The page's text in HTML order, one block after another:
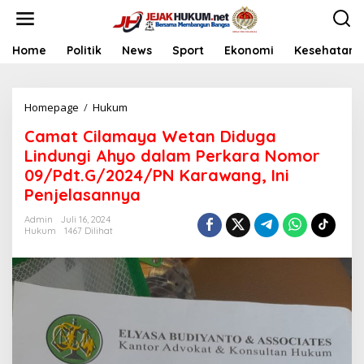
Home Politik News Sport Ekonomi Kesehatan
Homepage / Hukum
m
a
t
C
i
y
a
W
t
a
Camat Cilamaya Wetan Diduga
Lindungi Ahyo dalam Perkara Nomor
09/Pdt.G/2024/PN Karawang, Ini
Penjelasannya
Admin
Juli 16, 2024
Hukum
1467 Dilihat